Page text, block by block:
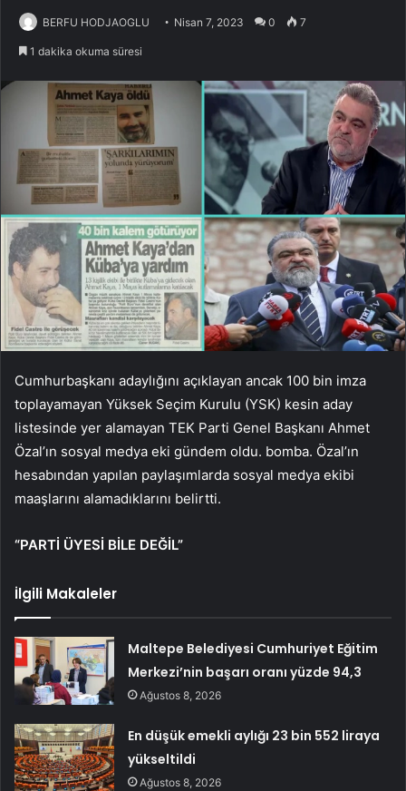
BERFU HODJAOGLU Nisan 7, 2023 0 7
1 dakika okuma süresi
Cumhurbaşkanı adaylığını açıklayan ancak 100 bin imza
toplayamayan Yüksek Seçim Kurulu (YSK) kesin aday
listesinde yer alamayan TEK Parti Genel Başkanı Ahmet
Özal’ın sosyal medya eki gündem oldu. bomba. Özal’ın
hesabından yapılan paylaşımlarda sosyal medya ekibi
maaşlarını alamadıklarını belirtti.
“PARTİ ÜYESİ BİLE DEĞİL”
İlgili Makaleler
Maltepe Belediyesi Cumhuriyet Eğitim
Merkezi’nin başarı oranı yüzde 94,3
Ağustos 8, 2026
En düşük emekli aylığı 23 bin 552 liraya
yükseltildi
Ağustos 8, 2026